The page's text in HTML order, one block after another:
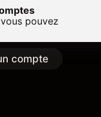
pouvez
compte